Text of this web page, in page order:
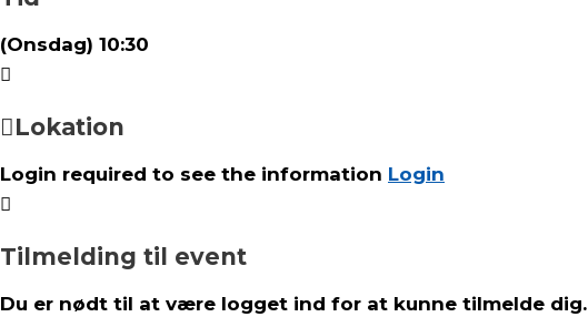
(Onsdag) 10:30
Lokation
Login required to see the information Login
Tilmelding til event
Du er nødt til at være logget ind for at kunne tilmelde dig.